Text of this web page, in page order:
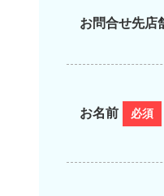
お問合せ先店
お名前 必須